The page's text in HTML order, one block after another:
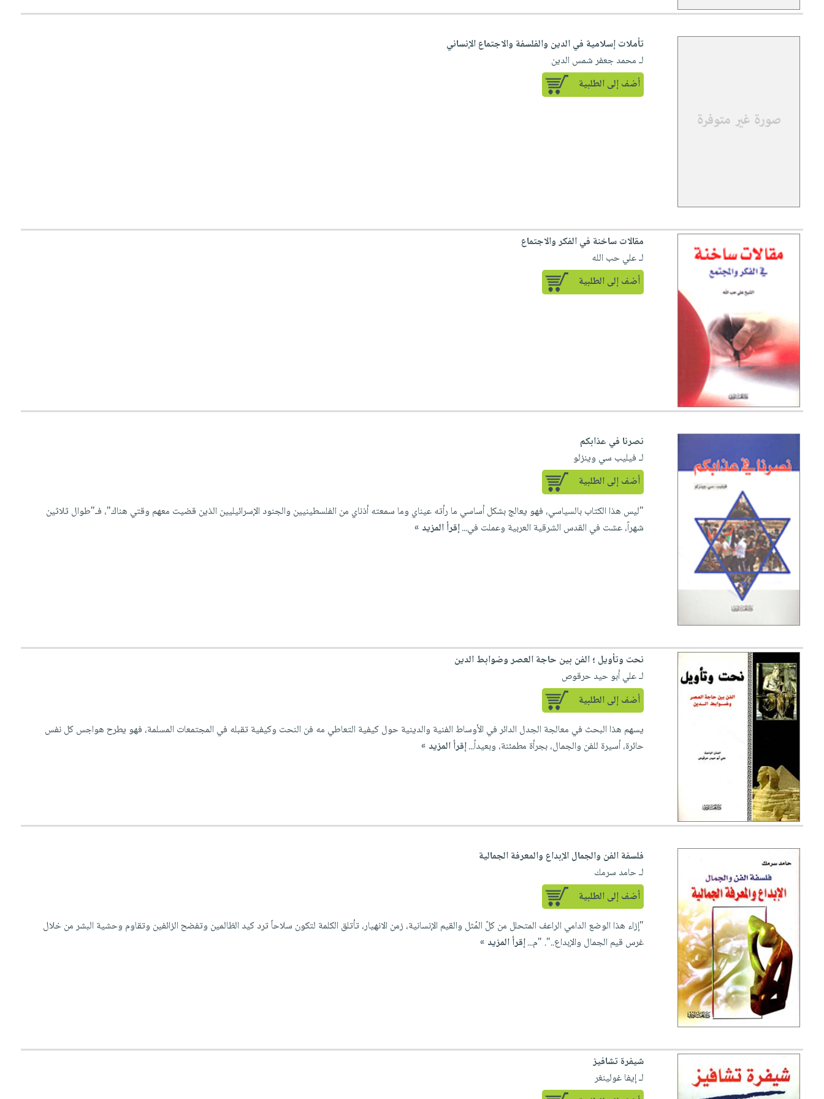
تأملات إسلامية في الدين والفلسفة والاجتماع الإنساني
لـ محمد جعفر شمس الدين
أضف إلى الطلبية
مقالات ساخنة في الفكر والاجتماع
لـ علي حب الله
أضف إلى الطلبية
نصرنا في عذابكم
لـ فيليب سي وينزلو
أضف إلى الطلبية
"ليس هذا الكتاب بالسياسي، فهو يعالج بشكل أساسي ما رأته عيناي وما سمعته أذناي من الفلسطينيين والجنود الإسرائيليين الذين قضيت معهم وقتي هناك"، فـ"طوال ثلاثين
شهراً، عشت في القدس الشرقية العربية وعملت في...إقرأ المزيد »
نحت وتأويل ؛ الفن بين حاجة العصر وضوابط الدين
لـ علي أبو حيد حرقوص
أضف إلى الطلبية
يسهم هذا البحث في معالجة الجدل الدائر في الأوساط الفنية والدينية حول كيفية التعاطي مه فن النحت وكيفية تقبله في المجتمعات المسلمة، فهو يطرح هواجس كل نفس
حائرة، أسيرة للفن والجمال، بجرأة مطمئنة، وبعيداً...إقرأ المزيد »
فلسفة الفن والجمال الإبداع والمعرفة الجمالية
لـ حامد سرمك
أضف إلى الطلبية
"إزاء هذا الوضع الدامي الراعف المتحلل من كلّ المُثل والقيم الإنسانية، زمن الانهيار، تأتلق الكلمة لتكون سلاحاً ترد كيد الظالمين وتفضح الزائفين وتقاوم وحشية البشر من خلال
غرس قيم الجمال والإبداع..". "م...إقرأ المزيد »
شيفرة تشافيز
لـ إيفا غولينغر